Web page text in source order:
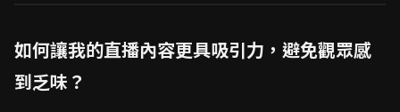
如何讓我的直播內容更具吸引力，避免觀眾感
到乏味？